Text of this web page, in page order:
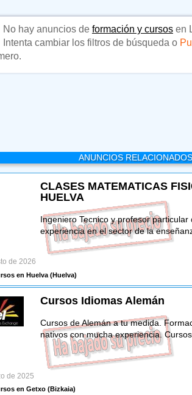
No hay anuncios de formación y cursosen
Intenta cambiar los filtros de búsqueda o
ANUNCIOS
CLASES MATEMATICAS
HUELVA
Ingeniero Tecnico y profesor
experiencia en el sector de la
de 2026
en Huelva(Huelva)
Cursos Idiomas Alemán
Cursos de Alemán a tu medida.
nativos con mucha experiencia.
de 2025
en Getxo(Bizkaia)